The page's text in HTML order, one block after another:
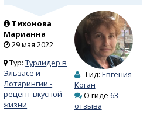
Тихонова
Марианна
29 мая 2022
Тур:Турлидер в
Эльзасе и
Лотарингии -
рецепт вкусной
жизни
Гид: Евгения
Коган
О гиде 63
отзыва